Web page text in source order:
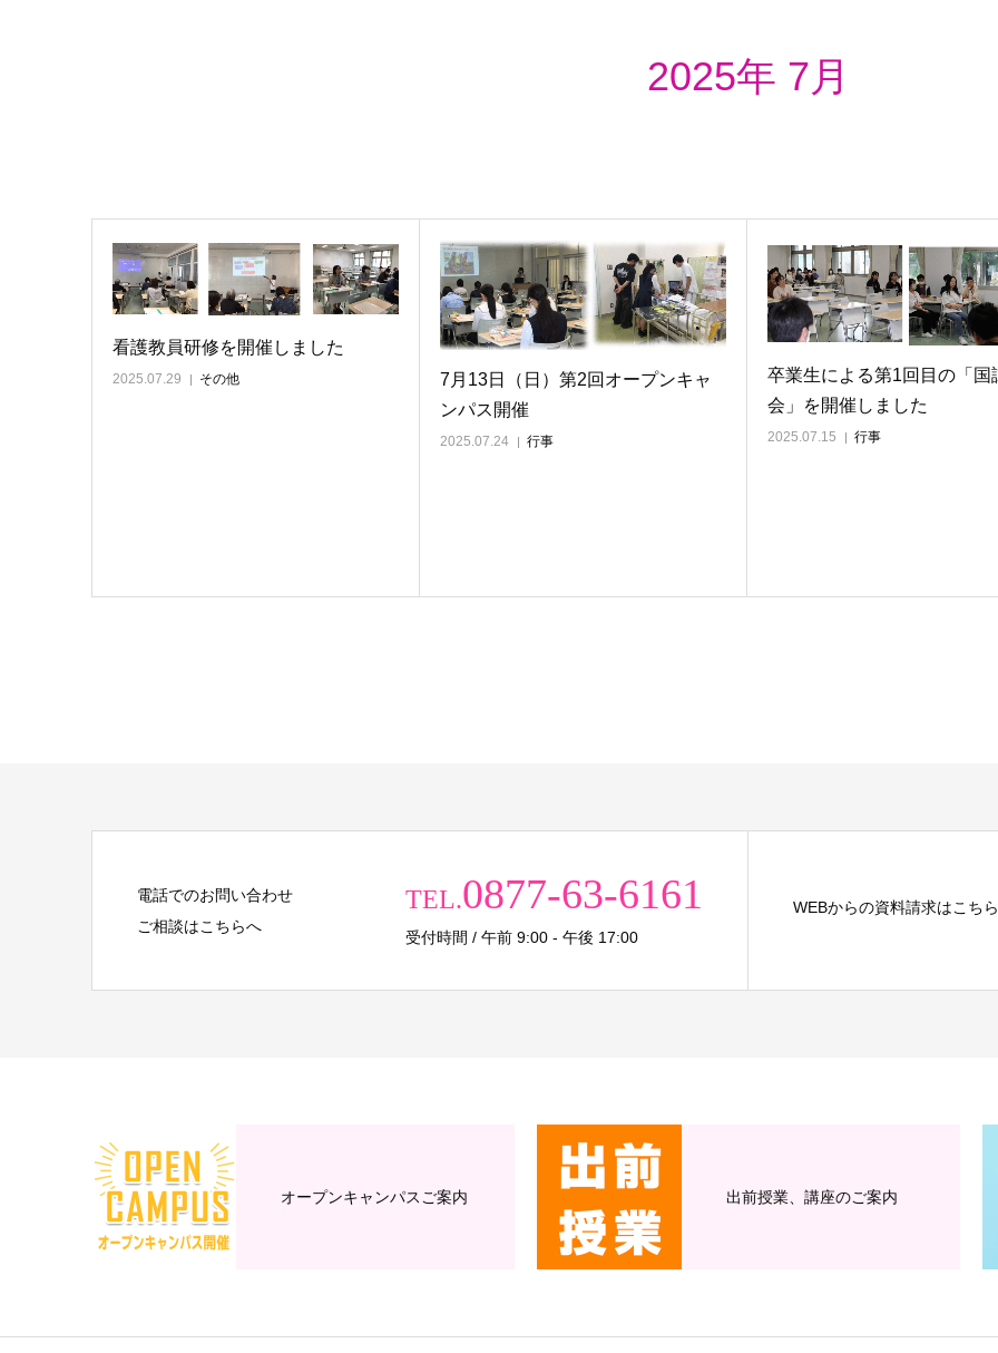
2025年 7月
看護教員研修を開催しました
2025.07.29 その他
7月13日（日）第2回オープンキャ
ンパス開催
2025.07.24 行事
卒業生による第1回目の「国
会」を開催しました
2025.07.15 行事
電話でのお問い合わせ
ご相談はこちらへ
TEL.0877-63-6161
受付時間 / 午前 9:00 - 午後 17:00
WEBからの資料請求はこちら
オープンキャンパスご案内 出前授業、講座のご案内